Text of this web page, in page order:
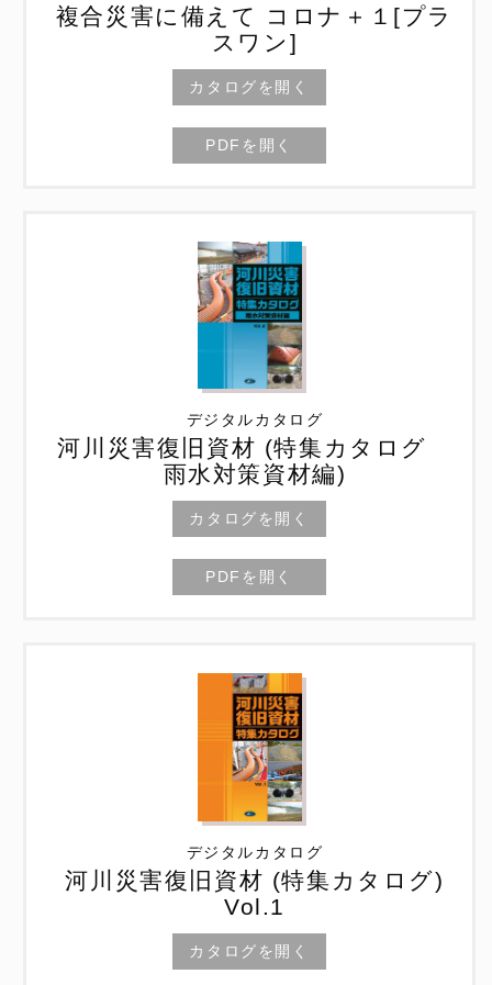
複合災害に備えて コロナ＋１[プラ
スワン]
カタログを開く
PDFを開く
デジタルカタログ
河川災害復旧資材 (特集カタログ
雨水対策資材編)
カタログを開く
PDFを開く
デジタルカタログ
河川災害復旧資材 (特集カタログ)
Vol.1
カタログを開く